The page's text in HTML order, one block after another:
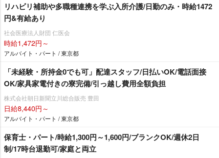
リハビリ補助や多職種連携を学ぶ入所介護/日勤のみ・時給1472
円&有給あり
社会医療法人財団 仁医会
時給1,472円～
アルバイト・パート / 東京都
「未経験・所持金0でも可」配達スタッフ/日払いOK/電話面接
OK/家具家電付きの寮完備/引っ越し費用全額負担
株式会社朝日新聞立川総合販売 豊田
日給8,440円～
アルバイト・パート / 東京都
保育士・パート/時給1,300円～1,600円/ブランクOK/週休2日
制/17時台退勤可/家庭と両立